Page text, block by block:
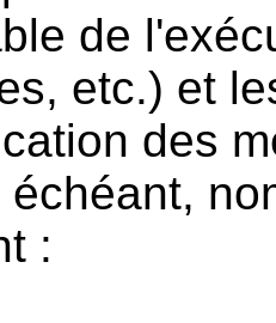
de
etc.) et
des
: